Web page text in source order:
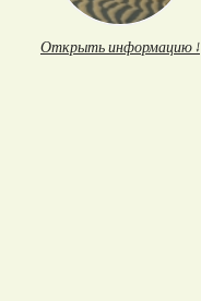
Открыть информацию ↓